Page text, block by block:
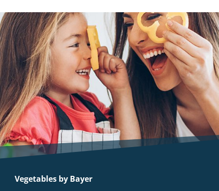
Vegetables by Bayer